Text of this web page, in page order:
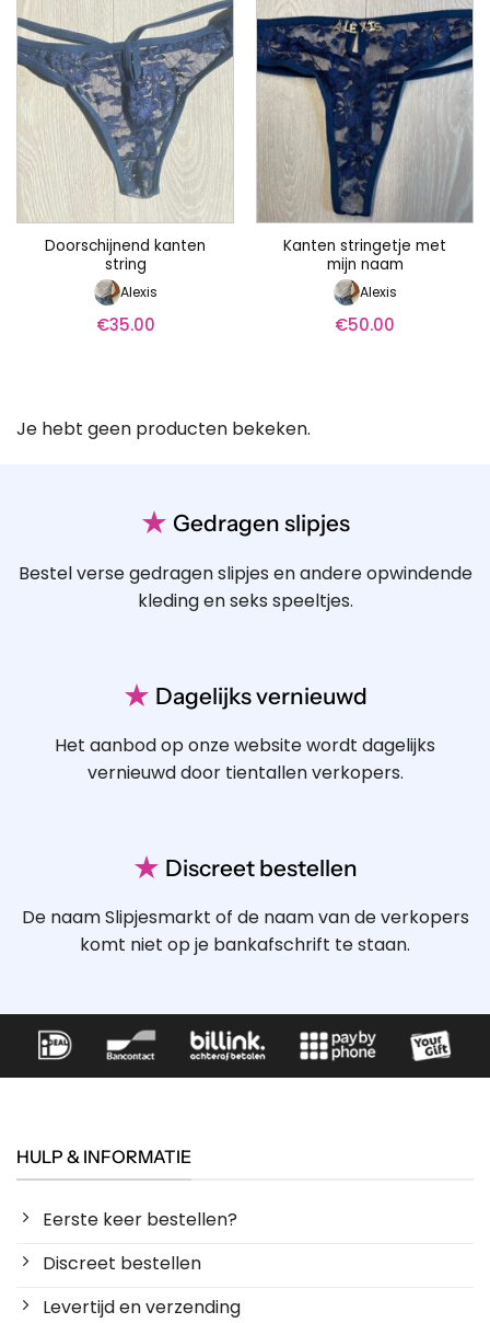
Doorschijnend kanten
string
Alexis
€35.00
Kanten stringetje met
mijn naam
Alexis
€50.00
Je hebt geen producten bekeken.
★ Gedragen slipjes
Bestel verse gedragen slipjes en andere opwindende
kleding en seks speeltjes.
★ Dagelijks vernieuwd
Het aanbod op onze website wordt dagelijks
vernieuwd door tientallen verkopers.
★ Discreet bestellen
De naam Slipjesmarkt of de naam van de verkopers
komt niet op je bankafschrift te staan.
HULP & INFORMATIE
Eerste keer bestellen?
Discreet bestellen
Levertijd en verzending